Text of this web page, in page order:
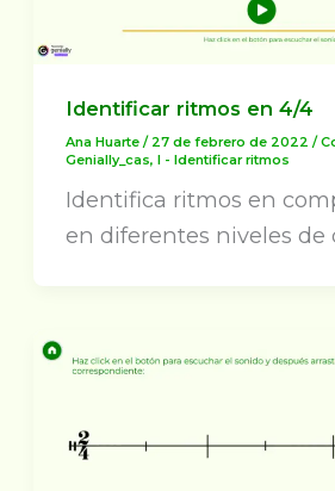
Identificar ritmos en 4/4
Ana Huarte/ 27 de febrero de 2022/
Genially_cas,I - Identificar ritmos
Identifica ritmos en
en diferentes niveles de